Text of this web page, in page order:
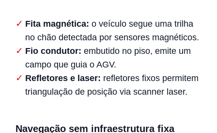
Fita magnética: o veículo segue uma trilha
no chão detectada por sensores magnéticos.
Fio condutor: embutido no piso, emite um
campo que guia o AGV.
Refletores e laser: refletores fixos permitem
triangulação de posição via scanner laser.
Navegação sem infraestrutura fixa